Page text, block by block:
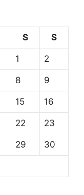
S S
1 2
8 9
15 16
22 23
29 30